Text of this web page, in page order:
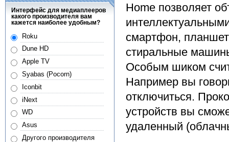
Home позволяет
смартфон,
стиральные
Особым шиком
Например вы
отключиться.
устройств вы
удаленный
Интерфейс для медиаплееров
какого производителя вам
кажется наиболее удобным?
Roku
Dune HD
Apple TV
Syabas (Pocorn)
Iconbit
iNext
WD
Asus
Другого производителя